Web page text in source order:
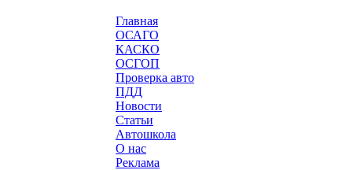
Главная
ОСАГО
КАСКО
ОСГОП
Проверка авто
ПДД
Новости
Статьи
Автошкола
О нас
Реклама